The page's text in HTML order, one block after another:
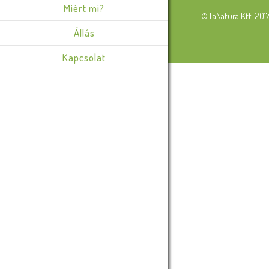
Miért mi?
Állás
Kapcsolat
© FaNatura Kft.